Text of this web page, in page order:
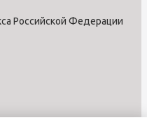
Российской Федерации